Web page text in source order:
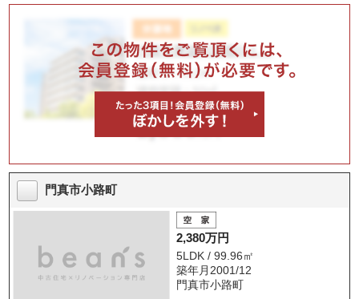
門真市小路町
2,380万円
5LDK / 99.96㎡
築年月2001/12
門真市小路町